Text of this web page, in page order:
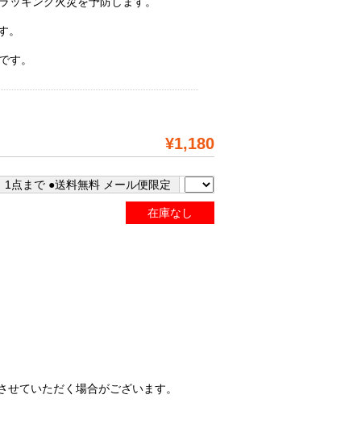
。
す。
¥1,180
点まで ●送料無料 メール便限定
在庫なし
ていただく場合がございます。